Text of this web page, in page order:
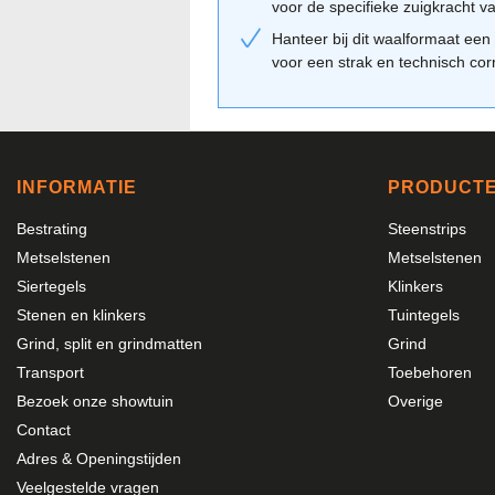
voor de specifieke zuigkracht
Hanteer bij dit waalformaat
voor een strak en technisch
INFORMATIE
Bestrating
Metselstenen
Siertegels
Stenen en klinkers
Grind, split en grindmatten
Transport
Bezoek onze showtuin
Contact
Adres & Openingstijden
Veelgestelde vragen
Steenstrips
Metselstenen
Klinkers
Tuintegels
Grind
Toebehoren
Overige